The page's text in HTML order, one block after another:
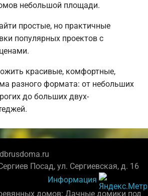
небольшой площади.
простые, но практичные
популярных проектов с
красивые, комфортные,
разного формата: от небольших
до больших двух-
Посад, ул. Сергиевская, д. 16
Информация
домов: Дачные домики под